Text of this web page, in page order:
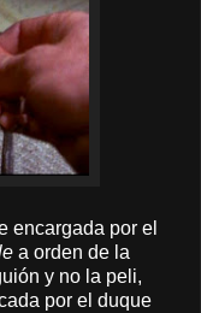
encargada por el
a orden de la
y no la peli,
por el duque